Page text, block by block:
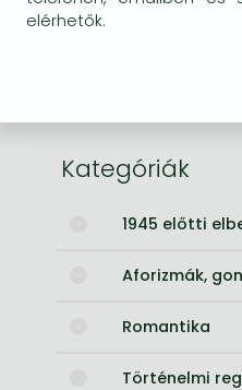
Méret
Kategóriák
1945 előtti
Aforizmák,
Romantika
Történelmi
elérhetők.